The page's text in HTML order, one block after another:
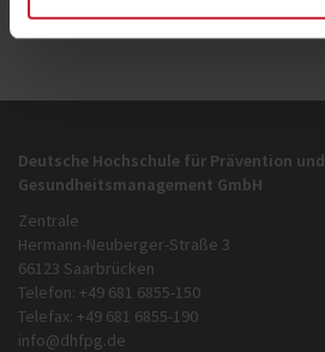
Zurück
Deutsche Hochschule für Prävention und
Gesundheitsmanagement GmbH
Zentrale
Hermann-Neuberger-Straße 3
66123 Saarbrücken
Telefon: +49 681 6855-150
Telefax: +49 681 6855-190
info@dhfpg.de